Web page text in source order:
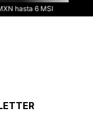
hasta 6 MSI